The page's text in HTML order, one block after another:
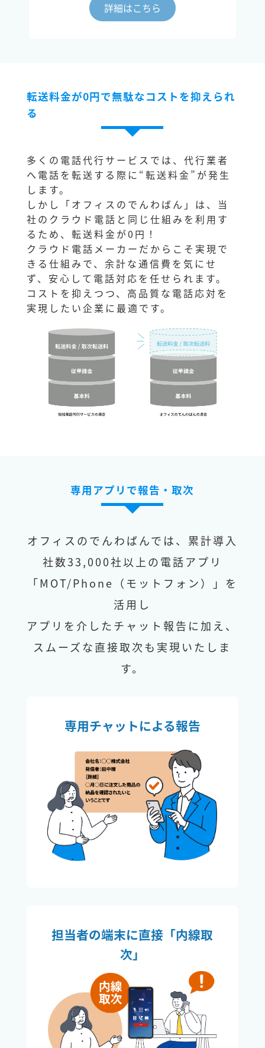
詳細はこちら
転送料金が0円で無駄なコストを抑えられ
る
多くの電話代行サービスでは、代行業者
へ電話を転送する際に“転送料金”が発生
します。
しかし「オフィスのでんわばん」は、当
社のクラウド電話と同じ仕組みを利用す
るため、転送料金が0円！
クラウド電話メーカーだからこそ実現で
きる仕組みで、余計な通信費を気にせ
ず、安心して電話対応を任せられます。
コストを抑えつつ、高品質な電話応対を
実現したい企業に最適です。
専用アプリで報告・取次
オフィスのでんわばんでは、累計導入
社数33,000社以上の電話アプリ
「MOT/Phone（モットフォン）」を
活用し
アプリを介したチャット報告に加え、
スムーズな直接取次も実現いたしま
す。
専用チャットによる報告
担当者の端末に直接「内線取
次」